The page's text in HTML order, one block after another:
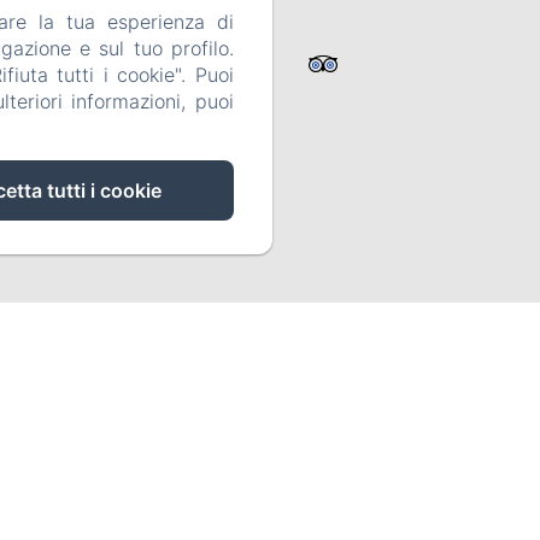
la tua esperienza di
e sul tuo profilo.
tutti i cookie". Puoi
informazioni, puoi
tutti i cookie